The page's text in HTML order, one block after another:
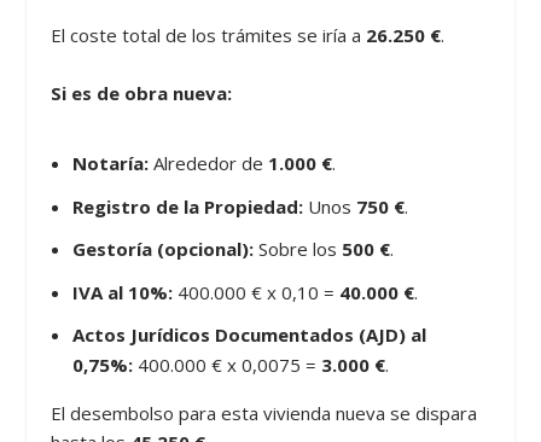
El coste total de los trámites se iría a 26.250 €.
Si es de obra nueva:
Notaría:Alrededor de 1.000 €.
Registro de la Propiedad:Unos 750 €.
Gestoría (opcional):Sobre los 500 €.
IVA al 10%:400.000 € x 0,10 = 40.000 €.
Actos Jurídicos Documentados (AJD) al
0,75%:400.000 € x 0,0075 = 3.000 €.
El desembolso para esta vivienda nueva se dispara